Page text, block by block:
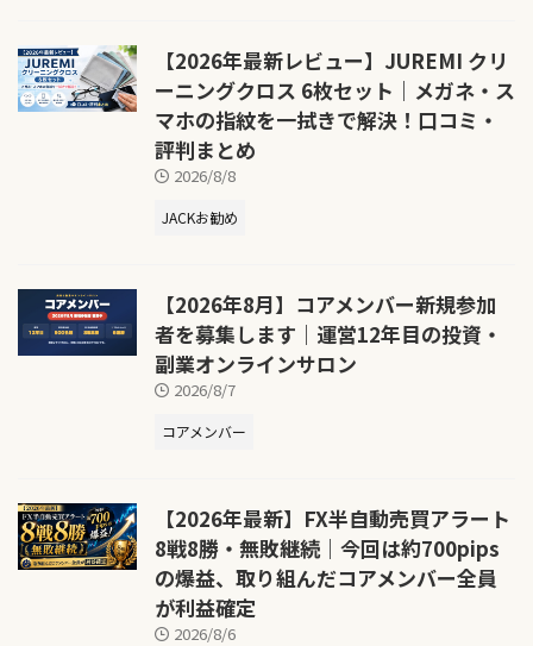
【2026年最新レビュー】JUREMI クリ
ーニングクロス 6枚セット｜メガネ・ス
マホの指紋を一拭きで解決！口コミ・
評判まとめ
2026/8/8
JACKお勧め
【2026年8月】コアメンバー新規参加
者を募集します｜運営12年目の投資・
副業オンラインサロン
2026/8/7
コアメンバー
【2026年最新】FX半自動売買アラート
8戦8勝・無敗継続｜今回は約700pips
の爆益、取り組んだコアメンバー全員
が利益確定
2026/8/6